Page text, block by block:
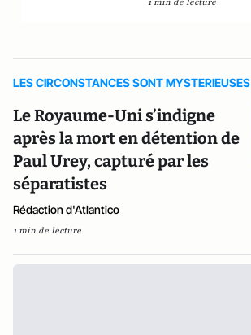
LES CIRCONSTANCES SONT MYSTERIEUSES
Le Royaume-Uni s’indigne
après la mort en détention de
Paul Urey, capturé par les
séparatistes
Rédaction d'Atlantico
1 min de lecture